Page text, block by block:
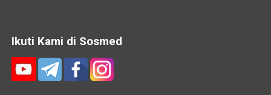
Ikuti Kami di Sosmed